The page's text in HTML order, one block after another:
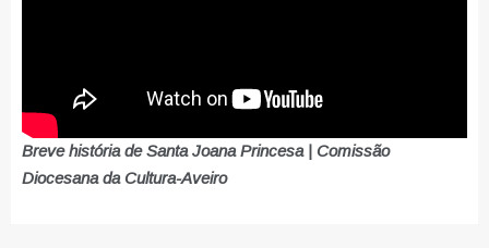
Breve história de Santa Joana Princesa | Comissão
Diocesana da Cultura-Aveiro